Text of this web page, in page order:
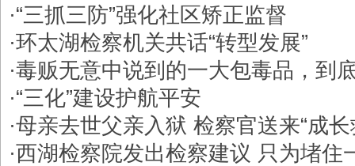
·“三抓三防”强化社区矫正监督
·环太湖检察机关共话“转型发展”
·毒贩无意中说到的一大包毒品，到
·“三化”建设护航平安
·母亲去世父亲入狱 检察官送来“成长
·西湖检察院发出检察建议 只为堵住